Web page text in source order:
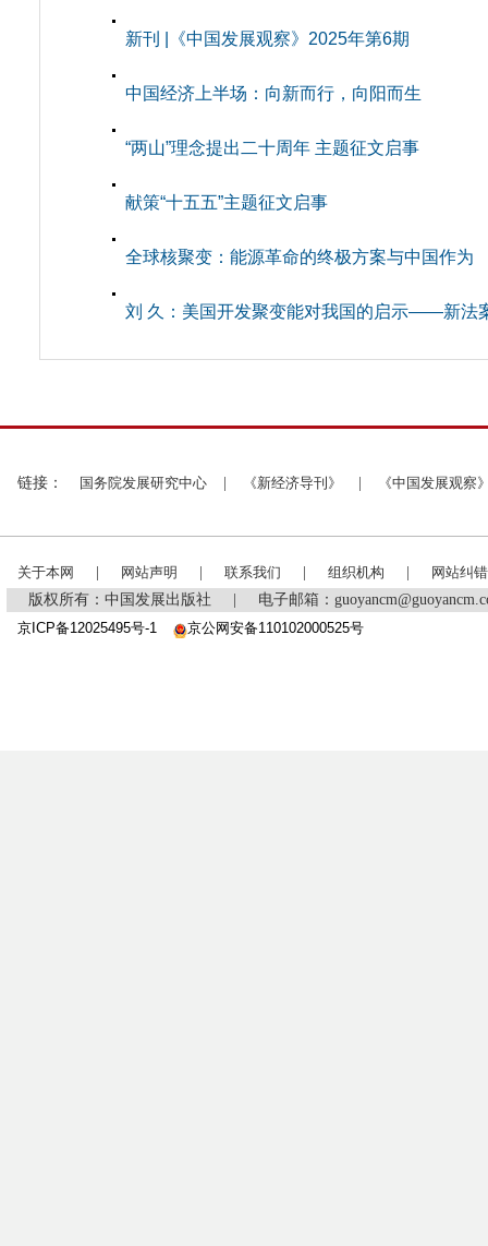
新刊 |《中国发展观察》2025年第6期
中国经济上半场：向新而行，向阳而生
“两山”理念提出二十周年 主题征文启事
献策“十五五”主题征文启事
全球核聚变：能源革命的终极方案与中国作为
刘 久：美国开发聚变能对我国的启示——新法
链接： 国务院发展研究中心 《新经济导刊》 《中国发展观察
关于本网 网站声明 联系我们 组织机构
网站纠错
版权所有：中国发展出版社
电子邮箱：
京ICP备12025495号-1
京公网安备110102000525号